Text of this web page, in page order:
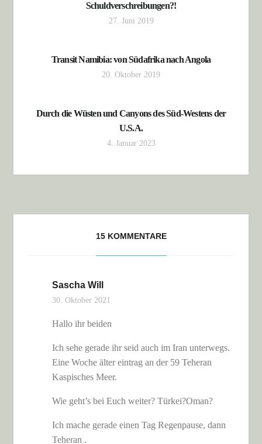
Schuldverschreibungen?!
27. Juni 2019
Transit Namibia: von Südafrika nach Angola
20. Oktober 2019
Durch die Wüsten und Canyons des Süd-Westens der
U.S.A.
4. Januar 2023
15 KOMMENTARE
Sascha Will
30. Oktober 2021
Hallo ihr beiden
Ich sehe gerade ihr seid auch im Iran unterwegs.
Eine Woche älter eintrag an der 59 Teheran
Kaspisches Meer.
Wie geht’s bei Euch weiter? Türkei?Oman?
Ich mache gerade einen Tag Regenpause, dann
Teheran .